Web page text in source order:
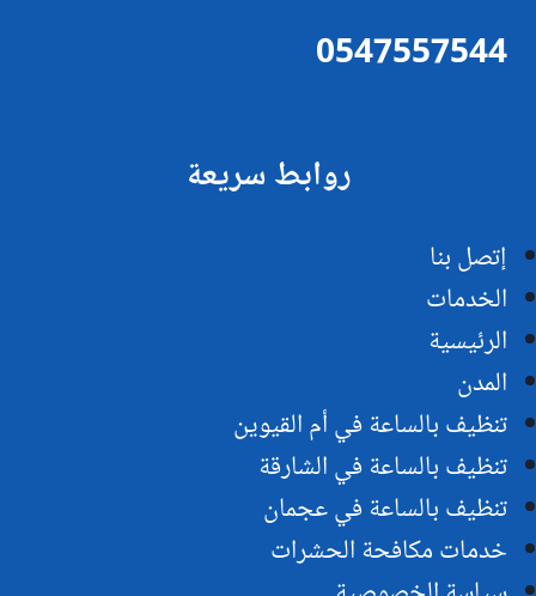
0547557544
روابط سريعة
إتصل بنا
الخدمات
الرئيسية
المدن
تنظيف بالساعة في أم القيوين
تنظيف بالساعة في الشارقة
تنظيف بالساعة في عجمان
خدمات مكافحة الحشرات